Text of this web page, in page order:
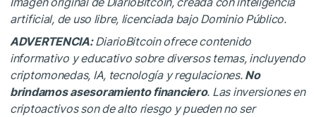
artificial, de uso libre, licenciada bajo Dominio Público.
ADVERTENCIA:DiarioBitcoin ofrece contenido
informativo y educativo sobre diversos temas, incluyendo
criptomonedas, IA, tecnología y regulaciones. No
brindamos asesoramiento financiero. Las inversiones en
criptoactivos son de alto riesgo y pueden no ser